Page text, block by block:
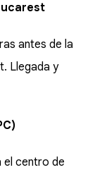
antes de la
Llegada y
el centro de